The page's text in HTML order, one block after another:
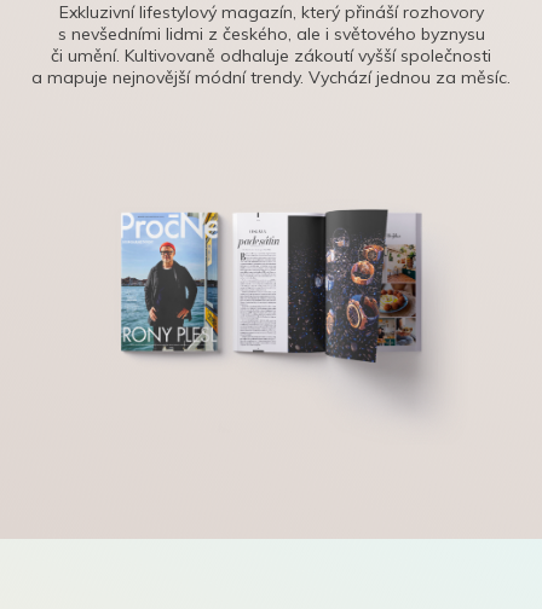
Exkluzivní lifestylový magazín, který přináší rozhovory
s nevšedními lidmi z českého, ale i světového byznysu
či umění. Kultivovaně odhaluje zákoutí vyšší společnosti
a mapuje nejnovější módní trendy. Vychází jednou za měsíc.